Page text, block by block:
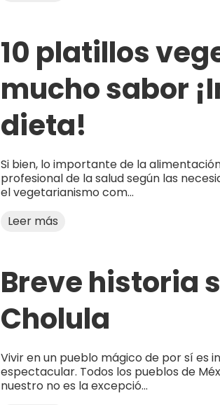
10 platillos
mucho sabor
dieta!
Si bien, lo importante de la
profesional de la salud según las
el vegetarianismo com...
Leer más
Breve historia
Cholula
Vivir en un pueblo mágico de por sí es
espectacular. Todos los pueblos de
nuestro no es la excepció...